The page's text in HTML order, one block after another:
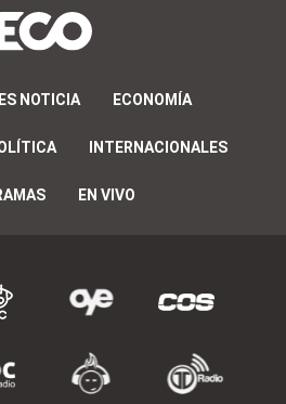
ES NOTICIA ECONOMÍA
INTERNACIONALES
EN VIVO